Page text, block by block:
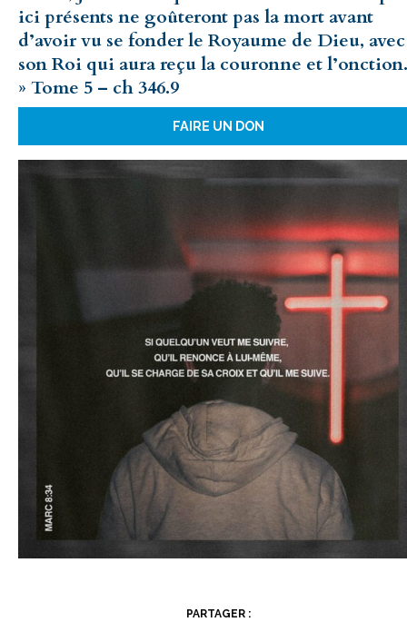
ici présents ne goûteront pas la mort avant
d’avoir vu se fonder le Royaume de Dieu, avec
son Roi qui aura reçu la couronne et l’onction.
» Tome 5 – ch 346.9
FAIRE UN DON
PARTAGER :